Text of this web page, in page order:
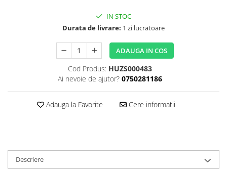
IN STOC
Durata de livrare: 1 zi lucratoare
ADAUGA IN COS
Cod Produs: HUZS000483
Ai nevoie de ajutor? 0750281186
Adauga la Favorite Cere informatii
Descriere